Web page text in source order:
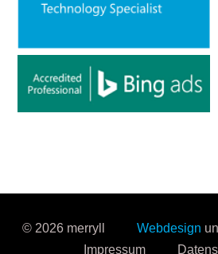
© 2026 merryll Webdesign
Impressum